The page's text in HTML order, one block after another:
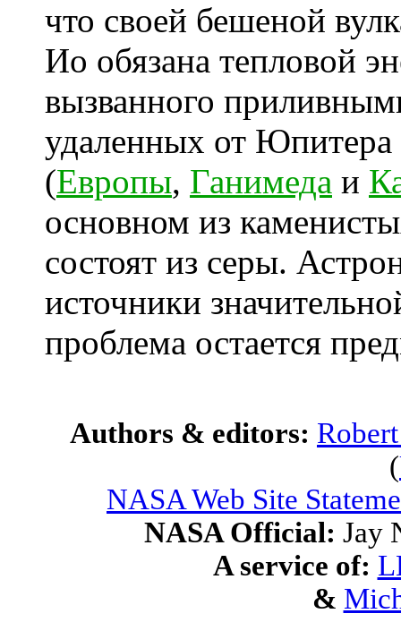
что своей бешеной
Ио обязана тепловой
вызванного
удаленных от Юпитера
(Европы, Ганимеда и
основном из
состоят из серы.
источники
проблема остается
Authors & editors:
(
NASA Web Site
NASA Official: Jay
A service of:
&